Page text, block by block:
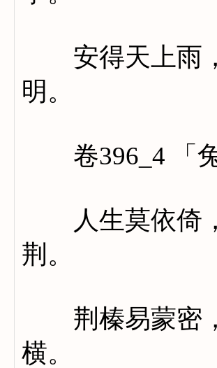
安得天上雨，
明。
卷396_4 「
人生莫依倚，
荆。
荆榛易蒙密，
横。